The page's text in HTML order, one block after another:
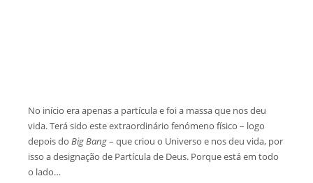
No início era apenas a partícula e foi a massa que nos deu
vida. Terá sido este extraordinário fenómeno físico – logo
depois do Big Bang– que criou o Universo e nos deu vida, por
isso a designação de Partícula de Deus. Porque está em todo
o lado…